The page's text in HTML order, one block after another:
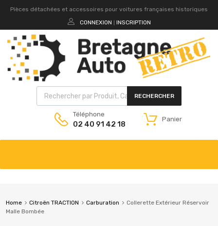
Pièces détachées et accessoires pour voitures françaises historiques
CONNEXION
INSCRIPTION
RECHERCHER
Téléphone
02 40 91 42 18
Panier
Home Citroën TRACTION Carburation
Collerette Extérieur Réservoir
Malle Bombée